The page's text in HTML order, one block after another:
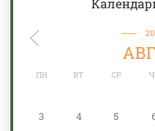
ПН ВТ СР
3
4 5